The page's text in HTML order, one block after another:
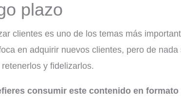
plazo
clientes es uno de los temas más
en adquirir nuevos clientes, pero de
retenerlos y fidelizarlos.
consumir este contenido en